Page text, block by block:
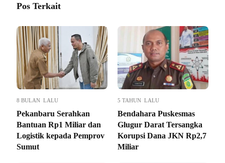
Pos Terkait
8 BULAN LALU
Pekanbaru Serahkan
Bantuan Rp1 Miliar dan
Logistik kepada Pemprov
Sumut
5 TAHUN LALU
Bendahara Puskesmas
Glugur Darat Tersangka
Korupsi Dana JKN Rp2,7
Miliar